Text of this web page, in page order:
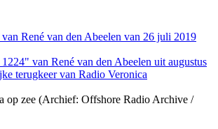
René van den Abeelen van 26 juli 2019
van René van den Abeelen uit augustus
terugkeer van Radio Veronica
op zee (Archief: Offshore Radio Archive /